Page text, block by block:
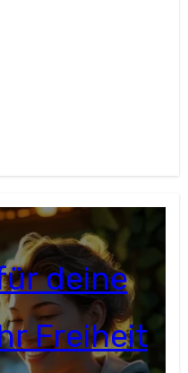
deine
Freiheit